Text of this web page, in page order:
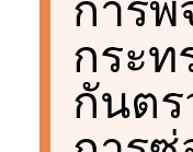
กระท
กันตร